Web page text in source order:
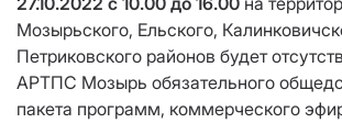
Мозырьского, Ельского,
Петриковского районов будет
АРТПС Мозырь обязательного
пакета программ, коммерческого